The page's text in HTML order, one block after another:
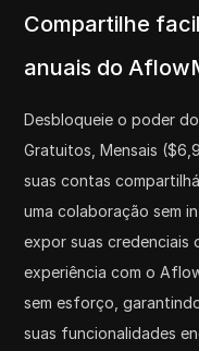
Compartilhe
anuais do
Desbloqueie o poder
Gratuitos, Mensais
suas contas
uma colaboração sem
expor suas credenciais
experiência com o
sem esforço,
suas funcionalidades